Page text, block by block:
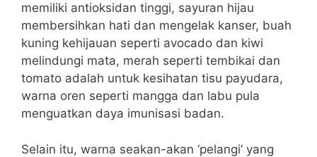
memiliki antioksidan tinggi, sayuran hijau
membersihkan hati dan mengelak kanser, buah
kuning kehijauan seperti avocado dan kiwi
melindungi mata, merah seperti tembikai dan
tomato adalah untuk kesihatan tisu payudara,
warna oren seperti mangga dan labu pula
menguatkan daya imunisasi badan.
Selain itu, warna seakan-akan ‘pelangi’ yang